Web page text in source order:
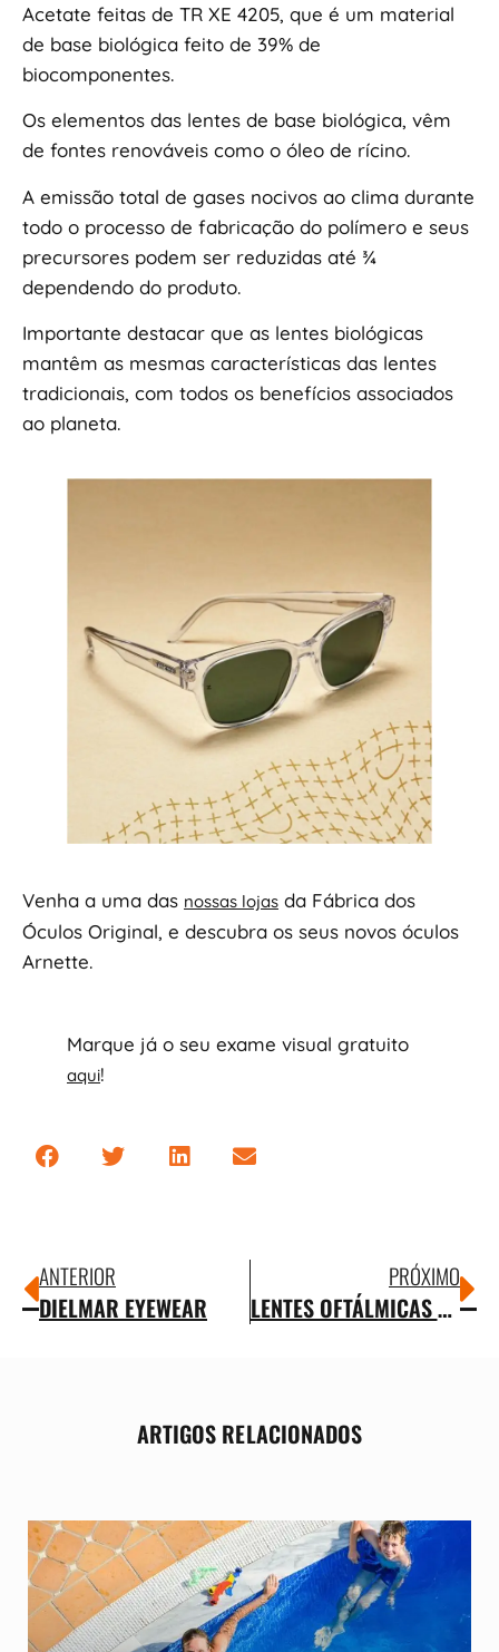
Acetate feitas de TR XE 4205, que é um material
de base biológica feito de 39% de
biocomponentes.
Os elementos das lentes de base biológica, vêm
de fontes renováveis como o óleo de rícino.​
A emissão total de gases nocivos ao clima durante
todo o processo de fabricação do polímero e seus
precursores podem ser reduzidas até ¾
dependendo do produto.​
Importante destacar que as lentes biológicas
mantêm as mesmas características das lentes
tradicionais, com todos os benefícios associados
ao planeta.
Venha a uma das nossas lojas da Fábrica dos
Óculos Original, e descubra os seus novos óculos
Arnette.
Marque já o seu exame visual gratuito
aqui!
ANTERIOR
DIELMAR EYEWEAR
PRÓXIMO
LENTES OFTÁLMICAS ESSILOR
ARTIGOS RELACIONADOS